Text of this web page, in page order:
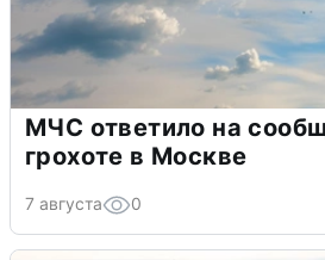
МЧС ответило на
грохоте в Москве
7 августа 0